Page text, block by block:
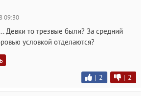
09:30
Девки то трезвые были? За средний
условкой отделаются?
| 2 | 2